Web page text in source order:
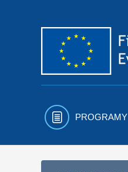
PROGRAMY